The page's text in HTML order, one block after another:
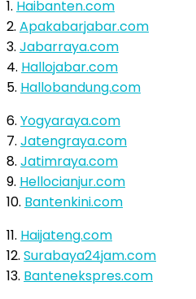
1. Haibanten.com
2. Apakabarjabar.com
3. Jabarraya.com
4. Hallojabar.com
5. Hallobandung.com
6. Yogyaraya.com
7. Jatengraya.com
8. Jatimraya.com
9. Hellocianjur.com
10. Bantenkini.com
11. Haijateng.com
12. Surabaya24jam.com
13. Bantenekspres.com